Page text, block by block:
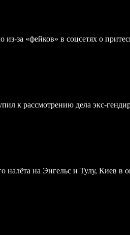
из-за «фейков» в соцсетях о
к рассмотрению дела экс-
налёта на Энгельс и Тулу, Киев в